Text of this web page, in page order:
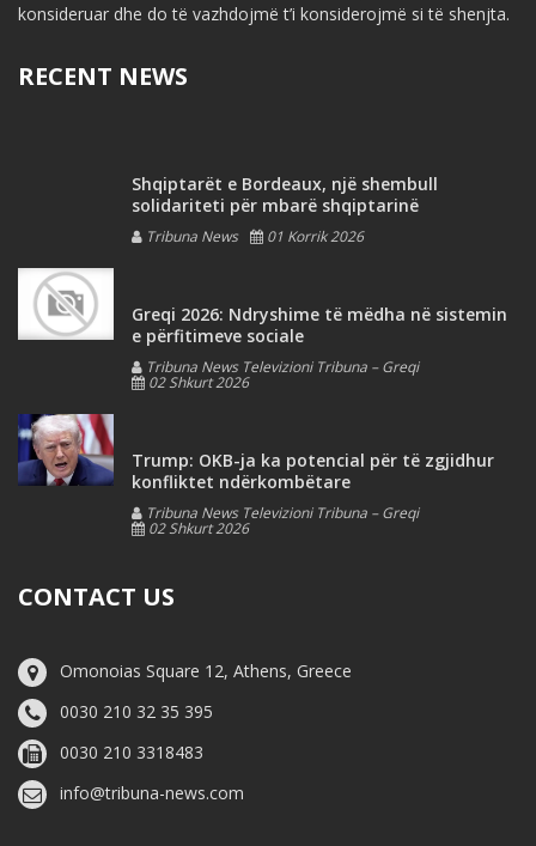
konsideruar dhe do të vazhdojmë t’i konsiderojmë si të shenjta.
RECENT NEWS
Shqiptarët e Bordeaux, një shembull
solidariteti për mbarë shqiptarinë
Tribuna News 01 Korrik 2026
Greqi 2026: Ndryshime të mëdha në sistemin
e përfitimeve sociale
Tribuna News Televizioni Tribuna – Greqi
02 Shkurt 2026
Trump: OKB-ja ka potencial për të zgjidhur
konfliktet ndërkombëtare
Tribuna News Televizioni Tribuna – Greqi
02 Shkurt 2026
CONTACT US
Omonoias Square 12, Athens, Greece
0030 210 32 35 395
0030 210 3318483
info@tribuna-news.com